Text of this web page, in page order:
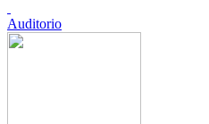
Auditorio